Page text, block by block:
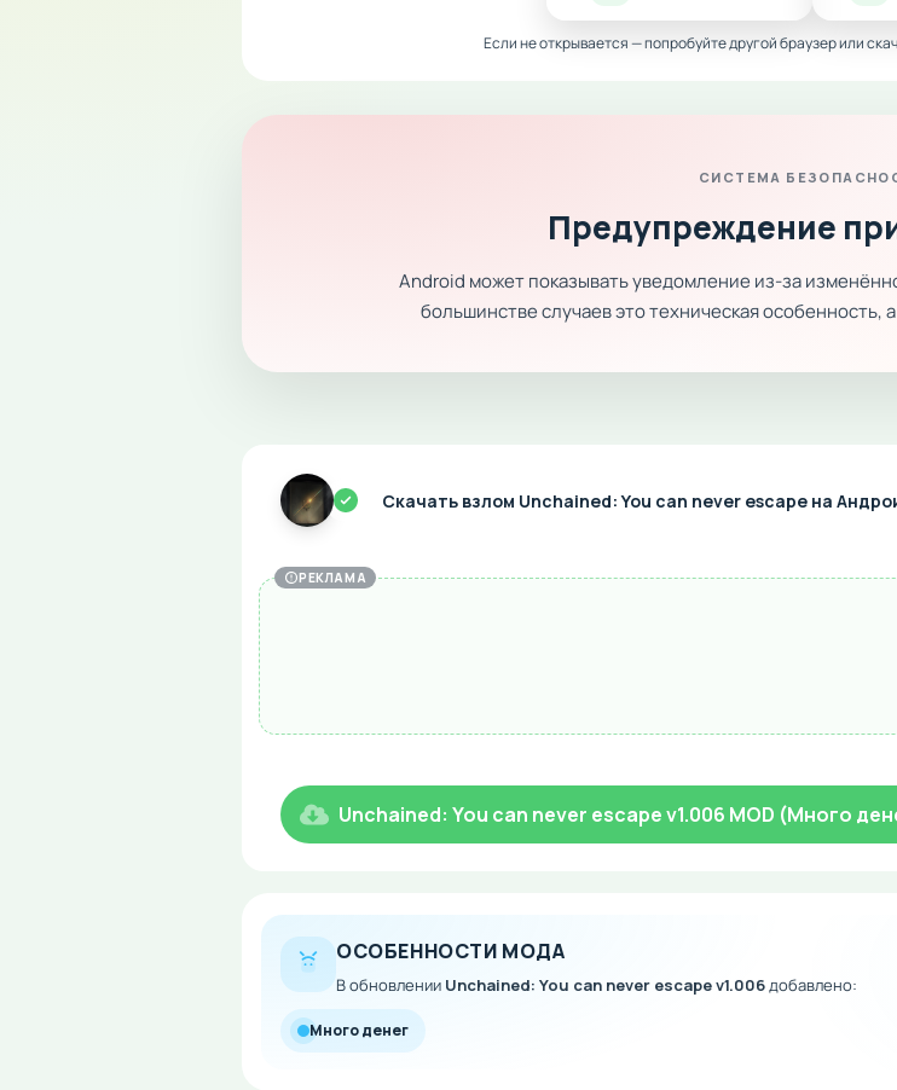
Если не открывается — попробуйте другой браузер или
СИСТЕМА
Предупреждение
Android может показывать уведомление из-за
большинстве случаев это техническая особенность,
Скачать взлом Unchained: You can never escape на
РЕКЛАМА
Unchained: You can never escape v1.006 MOD (Много
ОСОБЕННОСТИ МОДА
В обновлении Unchained: You can never escape v1.006добавлено:
Много денег